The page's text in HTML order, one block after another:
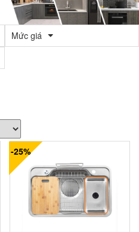
Mức giá
-25%